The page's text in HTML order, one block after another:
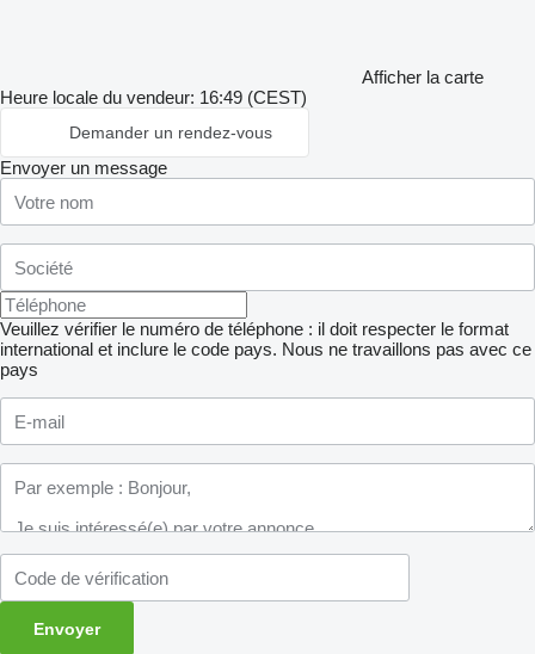
Afficher la carte
Heure locale du vendeur: 16:49 (CEST)
Demander un rendez-vous
Envoyer un message
Veuillez vérifier le numéro de téléphone : il doit respecter le format
international et inclure le code pays. Nous ne travaillons pas avec ce
pays